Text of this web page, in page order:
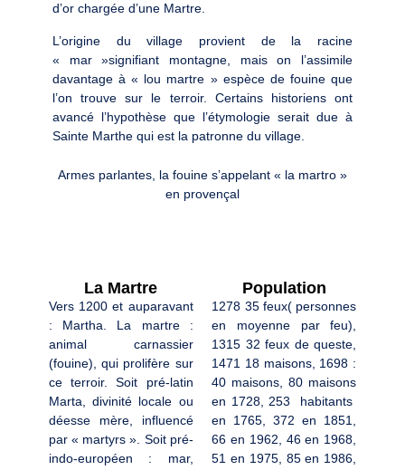
d’or chargée d’une Martre.
L’origine du village provient de la racine
« mar »signifiant montagne, mais on l’assimile
davantage à « lou martre » espèce de fouine que
l’on trouve sur le terroir. Certains historiens ont
avancé l’hypothèse que l’étymologie serait due à
Sainte Marthe qui est la patronne du village.
Armes parlantes, la fouine s’appelant « la martro »
en provençal
La Martre
Vers 1200 et auparavant
: Martha. La martre :
animal carnassier
(fouine), qui prolifère sur
ce terroir. Soit pré-latin
Marta, divinité locale ou
déesse mère, influencé
par « martyrs ». Soit pré-
indo-européen : mar,
Population
1278 35 feux( personnes
en moyenne par feu),
1315 32 feux de queste,
1471 18 maisons, 1698 :
40 maisons, 80 maisons
en 1728, 253 habitants
en 1765, 372 en 1851,
66 en 1962, 46 en 1968,
51 en 1975, 85 en 1986,